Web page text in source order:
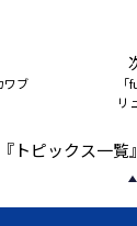
ワブ
リ
『トピックス一覧